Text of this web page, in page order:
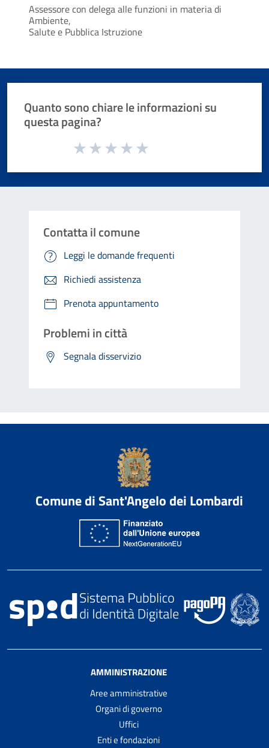
Assessorecon delega alle funzioni in materia di
Ambiente,
Salute e Pubblica Istruzione
Quanto sono chiare le informazioni su
questa pagina?
Valuta da 1 a 5 stelle la pagina
Contatta il comune
Leggi le domande frequenti
Richiedi assistenza
Prenota appuntamento
Problemi in città
Segnala disservizio
Comune di Sant'Angelo dei Lombardi
AMMINISTRAZIONE
Aree amministrative
Organi di governo
Uffici
Enti e fondazioni